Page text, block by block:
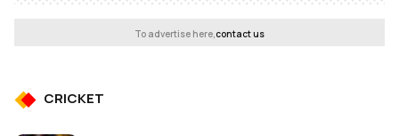
To advertise here,contact us
CRICKET